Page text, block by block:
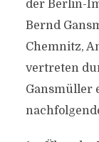
der Berlin-
Bernd
Chemnitz,
vertreten
Gansmüller